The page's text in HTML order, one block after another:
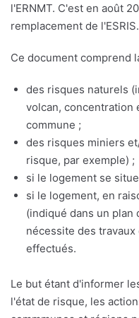
l'ERNMT. C'est en août
remplacement de l'ESRIS.
Ce document comprend
des risques naturels
volcan, concentration
commune ;
des risques miniers
risque, par exemple) ;
si le logement se
si le logement, en
(indiqué dans un
nécessite des
effectués.
Le but étant d'informer
l'état de risque, les